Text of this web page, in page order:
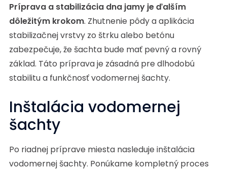
Príprava a stabilizácia dna jamy je ďalším
dôležitým krokom. Zhutnenie pôdy a aplikácia
stabilizačnej vrstvy zo štrku alebo betónu
zabezpečuje, že šachta bude mať pevný a rovný
základ. Táto príprava je zásadná pre dlhodobú
stabilitu a funkčnosť vodomernej šachty.
Inštalácia vodomernej
šachty
Po riadnej príprave miesta nasleduje inštalácia
vodomernej šachty. Ponúkame kompletný proces